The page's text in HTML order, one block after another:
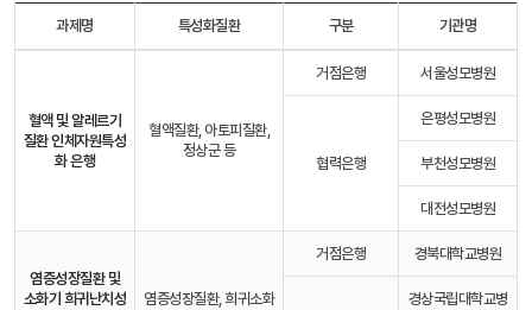
과제명 특성화질환 구분 기관명
혈액 및 알레르기
질환 인체자원특성
화 은행
혈액질환, 아토피질환,
정상군 등
거점은행 서울성모병원
협력은행
은평성모병원
부천성모병원
대전성모병원
염증성장질환 및
소화기 희귀난치성
염증성장질환, 희귀소화
거점은행 경북대학교병원
경상국립대학교병